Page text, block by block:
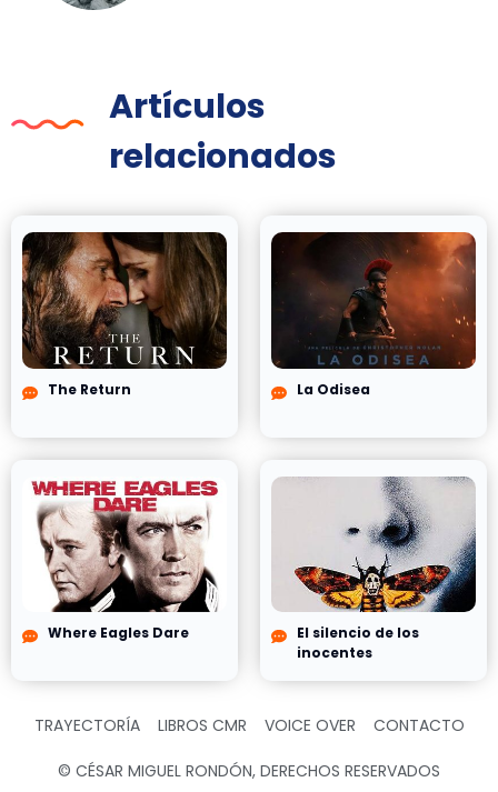
Artículos
relacionados
The Return La Odisea
Where Eagles Dare
El silencio de los
inocentes
TRAYECTORÍA LIBROS CMR VOICE OVER CONTACTO
© CÉSAR MIGUEL RONDÓN, DERECHOS RESERVADOS